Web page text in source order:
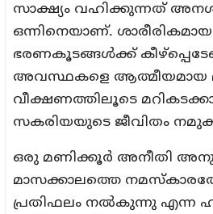
സാക്ഷ്യം വഹിക്കുന്നത്
ഒന്നിനെയാണ്.
ഭരണകൂടങ്ങള്‍ക്ക്
അവസ്ഥകളെ ആത്മീയമായ
വീക്ഷണത്തിലൂടെ
സകരിയയുടെ ജീവിതം
ഒരു മണിക്കൂര്‍ അനീതി
മാസക്കാലത്തെ
പ്രതിഫലം നല്‍കുന്നു എന്ന